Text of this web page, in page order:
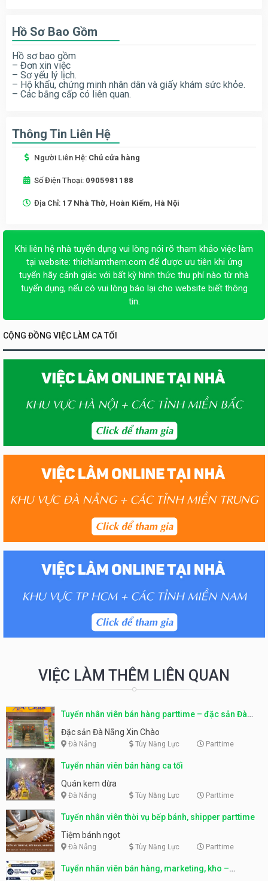
Hồ Sơ Bao Gồm
Hồ sơ bao gồm
– Đơn xin việc
– Sơ yếu lý lịch.
– Hộ khẩu, chứng minh nhân dân và giấy khám sức khỏe.
– Các bằng cấp có liên quan.
Thông Tin Liên Hệ
Người Liên Hệ: Chủ cửa hàng
Số Điện Thoại: 0905981188
Địa Chỉ: 17 Nhà Thờ, Hoàn Kiếm, Hà Nội
Khi liên hệ nhà tuyển dụng vui lòng nói rõ tham khảo việc làm
tại website: thichlamthem.com để được ưu tiên khi ứng
tuyển hãy cảnh giác với bất kỳ hình thức thu phí nào từ nhà
tuyển dụng, nếu có vui lòng báo lại cho website biết thông
tin.
CỘNG ĐỒNG VIỆC LÀM CA TỐI
VIỆC LÀM THÊM LIÊN QUAN
Tuyển nhân viên bán hàng parttime – đặc sản Đà
Nẵng
Đặc sản Đà Nẵng Xin Chào
Đà Nẵng Tùy Năng Lực Parttime
Tuyển nhân viên bán hàng ca tối
Quán kem dừa
Đà Nẵng Tùy Năng Lực Parttime
Tuyển nhân viên thời vụ bếp bánh, shipper parttime
Tiệm bánh ngọt
Đà Nẵng Tùy Năng Lực Parttime
Tuyển nhân viên bán hàng, marketing, kho –